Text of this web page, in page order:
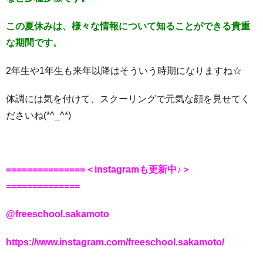
この夏休みは、様々な情報について知ることができる貴重
な期間です。
2年生や1年生も来年以降はそういう時期になりますね☆
体調には気を付けて、スクーリングで元気な顔を見せてく
ださいね(*^_^*)
===============＜instagramも更新中♪＞
==============
@freeschool.sakamoto
https://www.instagram.com/freeschool.sakamoto/